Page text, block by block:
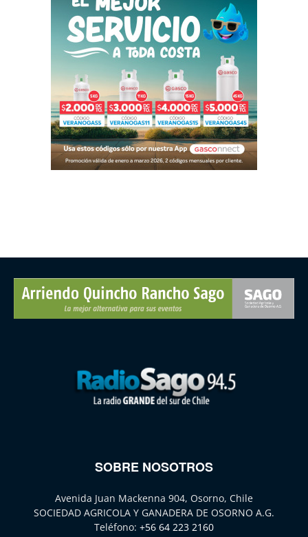
SOBRE NOSOTROS
Avenida Juan Mackenna 904, Osorno, Chile
SOCIEDAD AGRICOLA Y GANADERA DE OSORNO A.G.
Teléfono: +56 64 223 2160